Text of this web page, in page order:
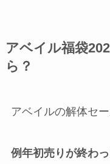
アベイル福袋
ら？
アベイルの解体セー
例年初売りが終わ